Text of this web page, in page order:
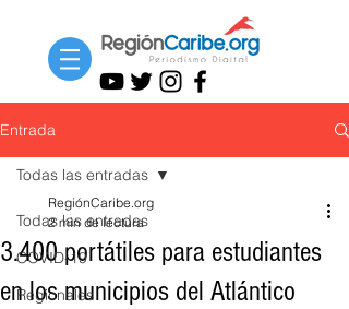
Entrada
Todas las entradas
COVID-19
Regionales
Todas las entradas
3.400 portátiles para estudiantes
en los municipios del Atlántico
RegiónCaribe.org
2 min de lectura